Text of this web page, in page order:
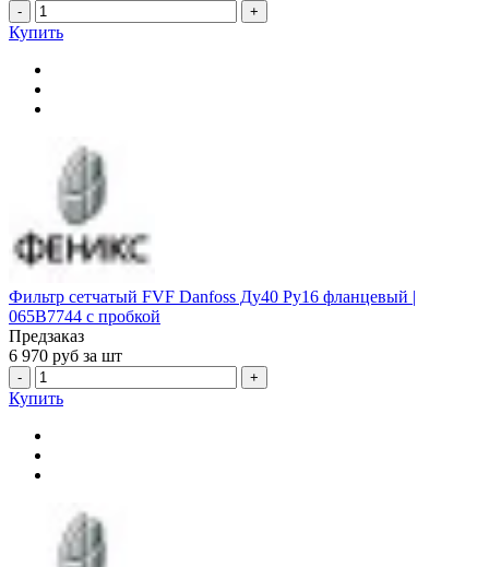
- +
Купить
Фильтр сетчатый FVF Danfoss Ду40 Ру16 фланцевый |
065B7744 с пробкой
Предзаказ
6 970 руб за шт
- +
Купить